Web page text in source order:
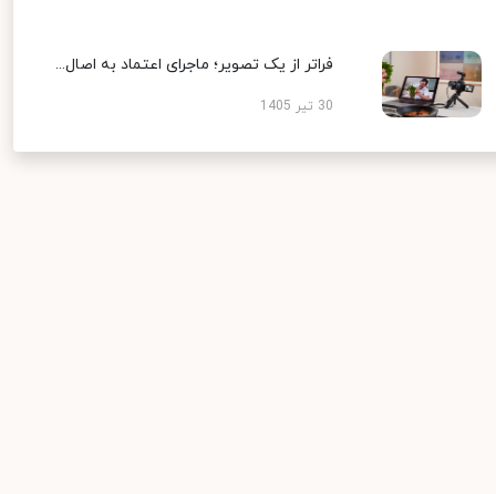
فراتر از یک تصویر؛ ماجرای اعتماد به اصال...
30 تیر 1405